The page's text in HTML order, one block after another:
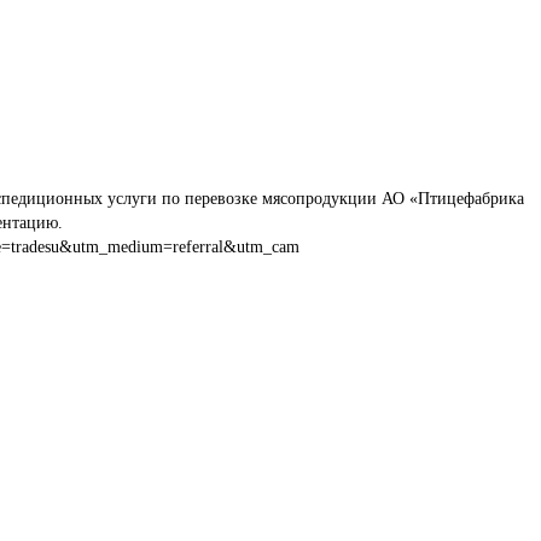
услуги по перевозке мясопродукции АО «Птицефабрика